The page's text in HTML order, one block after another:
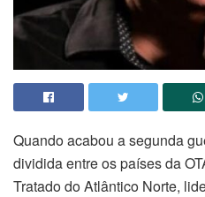
Quando acabou a segunda
dividida entre os países da
Tratado do Atlântico Norte,